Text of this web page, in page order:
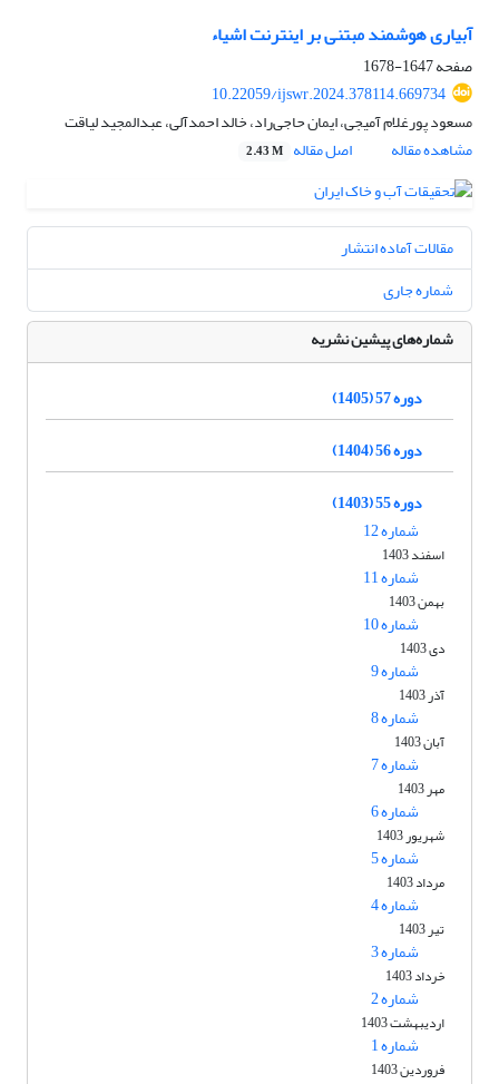
آبیاری هوشمند مبتنی بر اینترنت اشیاء
صفحه1647-1678
10.22059/ijswr.2024.378114.669734
مسعود پورغلام آمیجی، ایمان حاجی‌راد، خالد احمدآلی، عبدالمجید لیاقت
مشاهده مقاله
اصل مقاله 2.43 M
مقالات آماده انتشار
شماره جاری
شماره‌های پیشین نشریه
دوره 57 (1405)
دوره 56 (1404)
دوره 55 (1403)
شماره 12
اسفند 1403
شماره 11
بهمن 1403
شماره 10
دی 1403
شماره 9
آذر 1403
شماره 8
آبان 1403
شماره 7
مهر 1403
شماره 6
شهریور 1403
شماره 5
مرداد 1403
شماره 4
تیر 1403
شماره 3
خرداد 1403
شماره 2
اردیبهشت 1403
شماره 1
فروردین 1403